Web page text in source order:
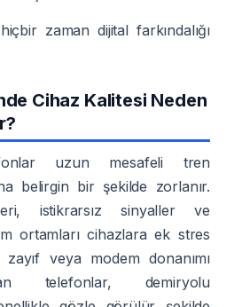
zaman dijital farkındalığı
Cihaz Kalitesi Neden
uzun mesafeli tren
belirgin bir şekilde zorlanır.
istikrarsız sinyaller ve
ortamları cihazlara ek stres
veya modem donanımı
telefonlar, demiryolu